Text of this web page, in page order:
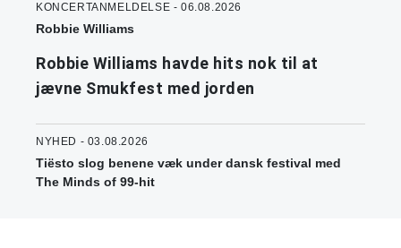
KONCERTANMELDELSE - 06.08.2026
Robbie Williams
Robbie Williams havde hits nok til at
jævne Smukfest med jorden
NYHED - 03.08.2026
Tiësto slog benene væk under dansk festival med
The Minds of 99-hit